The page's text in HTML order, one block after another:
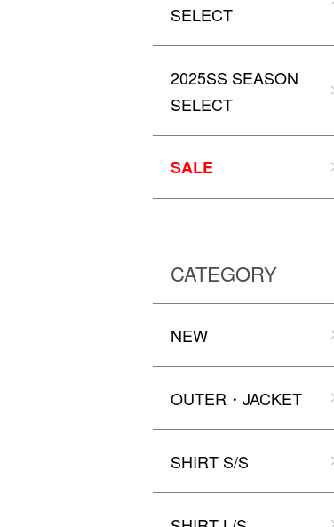
SELECT
2025SS SEASON
SELECT
SALE
CATEGORY
NEW
OUTER・JACKET
SHIRT S/S